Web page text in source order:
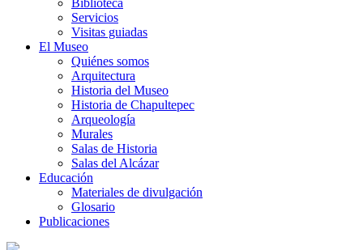
Biblioteca
Servicios
Visitas guiadas
El Museo
Quiénes somos
Arquitectura
Historia del Museo
Historia de Chapultepec
Arqueología
Murales
Salas de Historia
Salas del Alcázar
Educación
Materiales de divulgación
Glosario
Publicaciones